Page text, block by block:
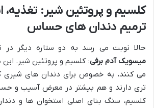
کلسیم و پروتئین شیر: تغذیه،
ترمیم دندان های حساس
حالا نوبت می رسد به دو ستاره دیگر در
میسویک آدم برفی: کلسیم و پروتئین شیر. این
می کنند، به خصوص برای دندان های شیری
تری دارند و هم بیشتر در معرض آسیب و
کلسیم، سنگ بنای اصلی استخوان ها و